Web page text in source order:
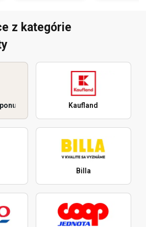
z kategórie
Kaufland
Billa